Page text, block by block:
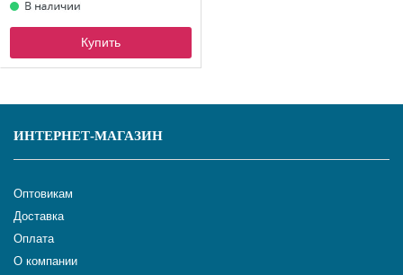
Купить
ИНТЕРНЕТ-МАГАЗИН
Оптовикам
Доставка
Оплата
О компании